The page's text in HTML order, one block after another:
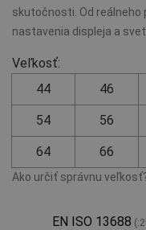
skutočnosti. Od reálneho
nastavenia displeja a
Veľkosť:
44
46
54 56
64 66
Ako určiť správnu
EN ISO 13688